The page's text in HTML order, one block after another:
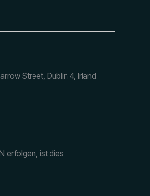
Street, Dublin 4, Irland
erfolgen, ist dies